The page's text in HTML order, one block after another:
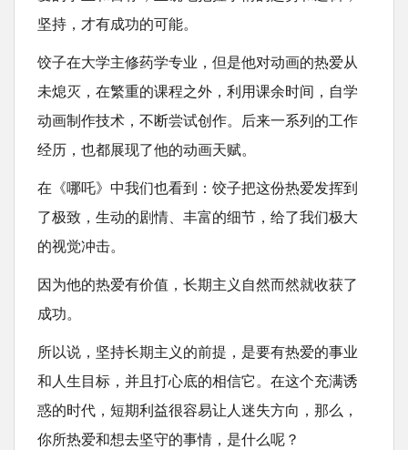
坚持，才有成功的可能。
饺子在大学主修药学专业，但是他对动画的热爱从
未熄灭，在繁重的课程之外，利用课余时间，自学
动画制作技术，不断尝试创作。后来一系列的工作
经历，也都展现了他的动画天赋。
在《哪吒》中我们也看到：饺子把这份热爱发挥到
了极致，生动的剧情、丰富的细节，给了我们极大
的视觉冲击。
因为他的热爱有价值，长期主义自然而然就收获了
成功。
所以说，坚持长期主义的前提，是要有热爱的事业
和人生目标，并且打心底的相信它。在这个充满诱
惑的时代，短期利益很容易让人迷失方向，那么，
你所热爱和想去坚守的事情，是什么呢？